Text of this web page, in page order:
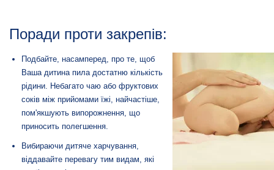
Поради проти закрепів:
Подбайте, насамперед, про те, щоб
Ваша дитина пила достатню кількість
рідини. Небагато чаю або фруктових
соків між прийомами їжі, найчастіше,
пом'якшують випорожнення, що
приносить полегшення.
Вибираючи дитяче харчування,
віддавайте перевагу тим видам, які